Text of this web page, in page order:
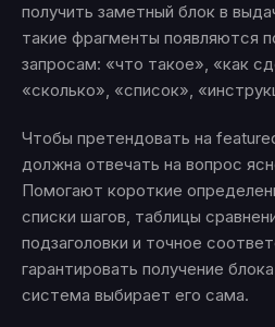
получить заметный блок в
такие фрагменты появляются
запросам: «что такое», «как
«сколько», «список»,
Чтобы претендовать на
должна отвечать на вопрос
Помогают короткие
списки шагов, таблицы
подзаголовки и точное
гарантировать получение
система выбирает его сама.